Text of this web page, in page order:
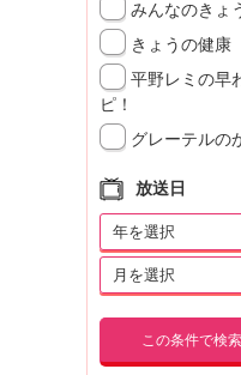
みんなのきょ
きょうの健康
平野レミの早
ピ！
グレーテルの
放送日
この条件で検